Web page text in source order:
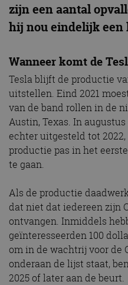
zijn een aantal
hij nou eindelijk een
Wanneer komt de
Tesla blijft de productie
uitstellen. Eind 2021
van de band rollen in de
Austin, Texas. In
echter uitgesteld tot
productie pas in het
te gaan.
Als de productie
dat niet dat iedereen zijn
ontvangen. Inmiddels
geïnteresseerden 100
om in de wachtrij voor de
onderaan de lijst staat,
2025 of later aan de beurt.